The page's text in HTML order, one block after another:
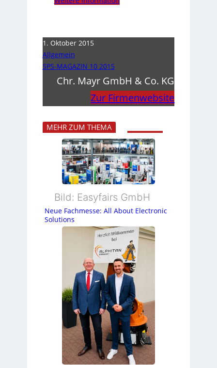
1. Oktober 2015
Allgemein
SPS-MAGAZIN 10 2015
Chr. Mayr GmbH & Co. KG
Zur Firmenwebsite
MEHR ZUM THEMA
Bild: Easyfairs GmbH
Neue Fachmesse: All About Electronic
Solutions